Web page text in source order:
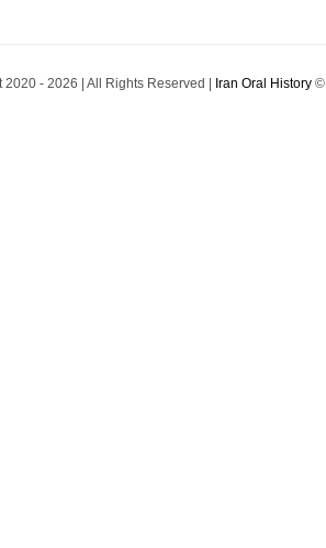
© Copyright 2020 -
2026 | All Rights Reserved | Iran Oral History